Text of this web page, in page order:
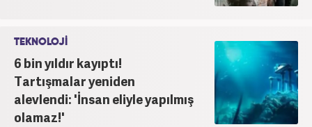
TEKNOLOJİ
6 bin yıldır kayıptı!
Tartışmalar yeniden
alevlendi: 'İnsan eliyle yapılmış
olamaz!'